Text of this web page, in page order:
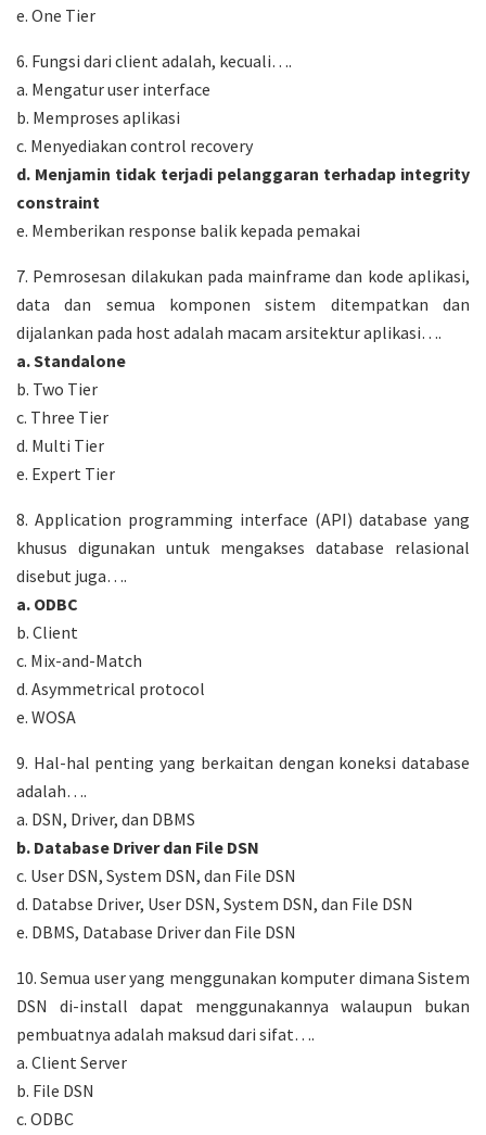
e. One Tier
6. Fungsi dari client adalah, kecuali….
a. Mengatur user interface
b. Memproses aplikasi
c. Menyediakan control recovery
d. Menjamin tidak terjadi pelanggaran terhadap integrity
constraint
e. Memberikan response balik kepada pemakai
7. Pemrosesan dilakukan pada mainframe dan kode aplikasi,
data dan semua komponen sistem ditempatkan dan
dijalankan pada host adalah macam arsitektur aplikasi….
a. Standalone
b. Two Tier
c. Three Tier
d. Multi Tier
e. Expert Tier
8. Application programming interface (API) database yang
khusus digunakan untuk mengakses database relasional
disebut juga….
a. ODBC
b. Client
c. Mix-and-Match
d. Asymmetrical protocol
e. WOSA
9. Hal-hal penting yang berkaitan dengan koneksi database
adalah….
a. DSN, Driver, dan DBMS
b. Database Driver dan File DSN
c. User DSN, System DSN, dan File DSN
d. Databse Driver, User DSN, System DSN, dan File DSN
e. DBMS, Database Driver dan File DSN
10. Semua user yang menggunakan komputer dimana Sistem
DSN di-install dapat menggunakannya walaupun bukan
pembuatnya adalah maksud dari sifat….
a. Client Server
b. File DSN
c. ODBC